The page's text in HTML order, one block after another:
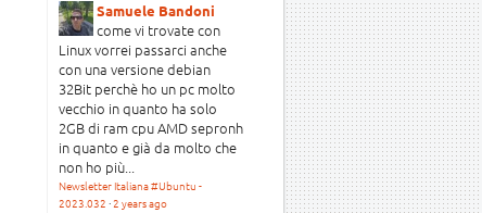
Samuele Bandoni
come vi trovate con
Linux vorrei passarci anche
con una versione debian
32Bit perchè ho un pc molto
vecchio in quanto ha solo
2GB di ram cpu AMD sepronh
in quanto e già da molto che
non ho più...
Newsletter Italiana #Ubuntu -
2023.032 ·2 years ago